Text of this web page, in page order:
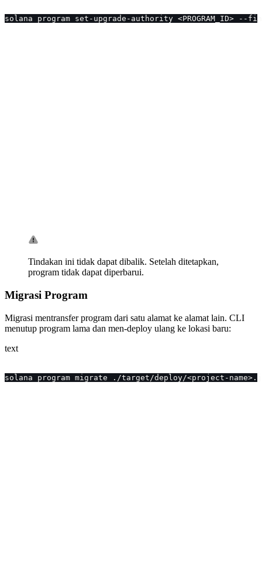
solana program set-upgrade-authority <PROGRAM_ID> --
Tindakan ini tidak dapat dibalik. Setelah ditetapkan,
program tidak dapat diperbarui.
Migrasi Program
Migrasi mentransfer program dari satu alamat ke alamat lain. CLI
menutup program lama dan men-deploy ulang ke lokasi baru:
text
solana program migrate ./target/deploy/<project-